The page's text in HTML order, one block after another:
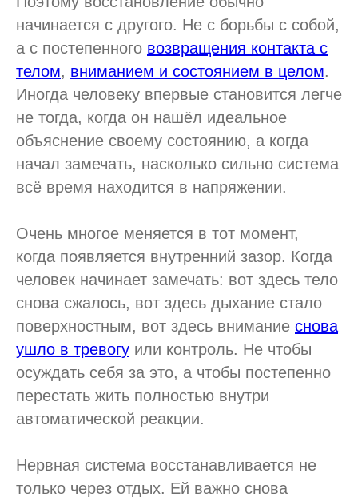
начинается с другого. Не с борьбы с собой,
а с постепенного возвращения контакта с
телом, вниманием и состоянием в целом.
Иногда человеку впервые становится легче
не тогда, когда он нашёл идеальное
объяснение своему состоянию, а когда
начал замечать, насколько сильно система
всё время находится в напряжении.
Очень многое меняется в тот момент,
когда появляется внутренний зазор. Когда
человек начинает замечать: вот здесь тело
снова сжалось, вот здесь дыхание стало
поверхностным, вот здесь внимание снова
ушло в тревогу или контроль. Не чтобы
осуждать себя за это, а чтобы постепенно
перестать жить полностью внутри
автоматической реакции.
Нервная система восстанавливается не
только через отдых. Ей важно снова